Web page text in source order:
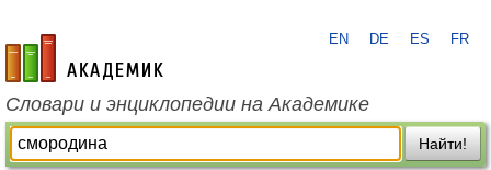
academic.ru
EN DE ES FR
Словари и энциклопедии на Академике
Найти!